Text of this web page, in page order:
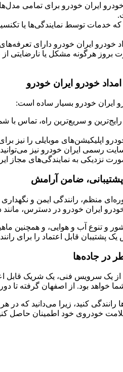
خودرو ایران خودرو برای تمامی
خدمات توسط نمایندگی‌ها یا
خودرو ایران خودرو دارای
بروز هرگونه مشکل یا نارضایتی
خودرو ایران خودرو
ایران خودرو بسیار ساده است:
رایج‌ترین و سریع‌ترین راه، تماس
خودرو اپلیکیشن‌های موبایلی را
رسمی ایران خودرو نیز
نزدیکی به نمایندگی‌های مجاز
ضامن آرامش
منظم، رانندگی ایمن و
ایران خودرو در دسترس، مانند
و تنوع آب و هوایی، و همچنین
قابل اعتماد را برای
در جاده‌ها
از یک سرویس فنی، یک شریک
بود. از اصفهان گرفته تا
رانندگی کنید، زیرا می‌دانید که
خودروی خود اطمینان حاصل کنید.